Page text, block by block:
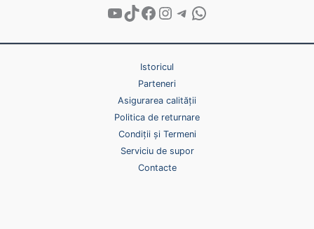
Istoricul
Parteneri
Asigurarea calității
Politica de returnare
Condiții și Termeni
Serviciu de supor
Contacte